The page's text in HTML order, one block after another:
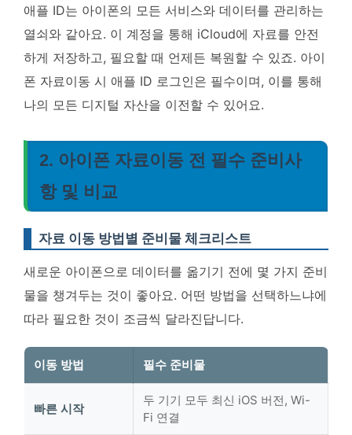
애플 ID는 아이폰의 모든 서비스와 데이터를 관리하는
열쇠와 같아요. 이 계정을 통해 iCloud에 자료를 안전
하게 저장하고, 필요할 때 언제든 복원할 수 있죠. 아이
폰 자료이동 시 애플 ID 로그인은 필수이며, 이를 통해
나의 모든 디지털 자산을 이전할 수 있어요.
2. 아이폰 자료이동 전 필수 준비사
항 및 비교
자료 이동 방법별 준비물 체크리스트
새로운 아이폰으로 데이터를 옮기기 전에 몇 가지 준비
물을 챙겨두는 것이 좋아요. 어떤 방법을 선택하느냐에
따라 필요한 것이 조금씩 달라진답니다.
이동 방법 필수 준비물
빠른 시작
두 기기 모두 최신 iOS 버전, Wi-
Fi 연결